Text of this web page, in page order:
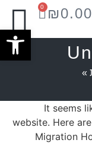
פתח
₪0.00
0
»
It seems
website. Here
Migration